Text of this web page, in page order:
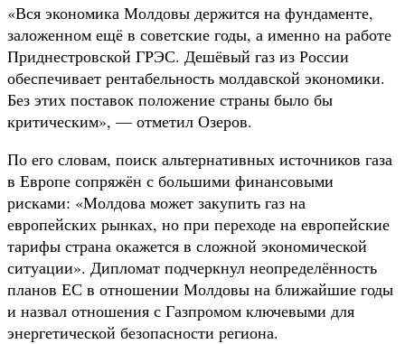
«Вся экономика Молдовы держится на фундаменте,
заложенном ещё в советские годы, а именно на работе
Приднестровской ГРЭС. Дешёвый газ из России
обеспечивает рентабельность молдавской экономики.
Без этих поставок положение страны было бы
критическим», — отметил Озеров.
По его словам, поиск альтернативных источников газа
в Европе сопряжён с большими финансовыми
рисками: «Молдова может закупить газ на
европейских рынках, но при переходе на европейские
тарифы страна окажется в сложной экономической
ситуации». Дипломат подчеркнул неопределённость
планов ЕС в отношении Молдовы на ближайшие годы
и назвал отношения с Газпромом ключевыми для
энергетической безопасности региона.